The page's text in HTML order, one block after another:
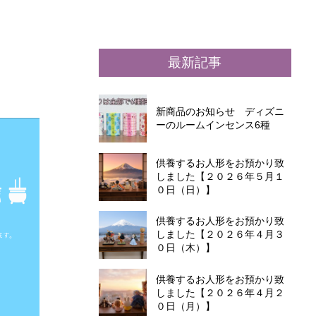
最新記事
新商品のお知らせ ディズニ
ーのルームインセンス6種
供養するお人形をお預かり致
しました【２０２６年５月１
０日（日）】
供養するお人形をお預かり致
しました【２０２６年４月３
０日（木）】
供養するお人形をお預かり致
しました【２０２６年４月２
０日（月）】